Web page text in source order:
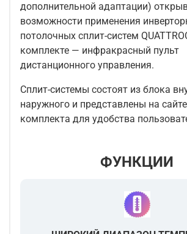
дополнительной адаптации)
возможности применения
потолочных сплит-систем
комплекте — инфракрасный пульт
дистанционного управления.
Сплит-системы состоят из блока
наружного и представлены на
комплекта для удобства
ФУНКЦИИ